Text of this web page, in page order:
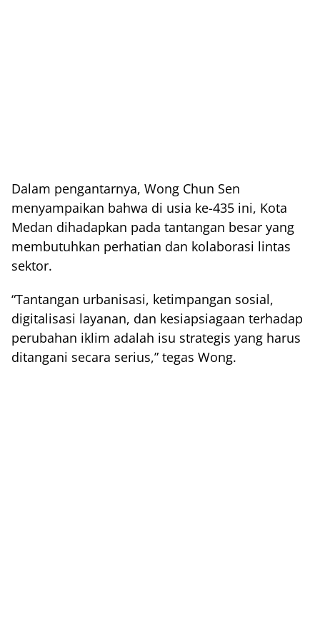
Dalam pengantarnya, Wong Chun Sen
menyampaikan bahwa di usia ke-435 ini, Kota
Medan dihadapkan pada tantangan besar yang
membutuhkan perhatian dan kolaborasi lintas
sektor.
“Tantangan urbanisasi, ketimpangan sosial,
digitalisasi layanan, dan kesiapsiagaan terhadap
perubahan iklim adalah isu strategis yang harus
ditangani secara serius,” tegas Wong.